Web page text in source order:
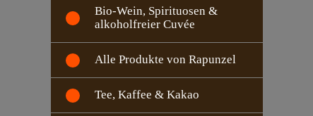
Bio-Wein, Spirituosen &
alkoholfreier Cuvée
Alle Produkte von Rapunzel
Tee, Kaffee & Kakao